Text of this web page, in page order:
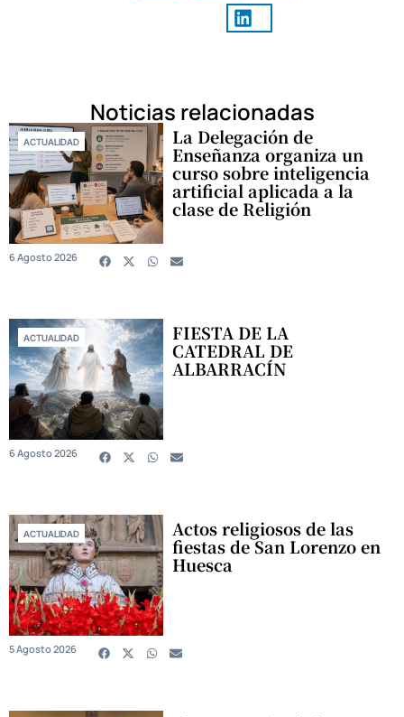
Noticias relacionadas
ACTUALIDAD La Delegación de
Enseñanza organiza un
curso sobre inteligencia
artificial aplicada a la
clase de Religión
6 Agosto 2026
ACTUALIDAD FIESTA DE LA
CATEDRAL DE
ALBARRACÍN
6 Agosto 2026
ACTUALIDAD Actos religiosos de las
fiestas de San Lorenzo en
Huesca
5 Agosto 2026